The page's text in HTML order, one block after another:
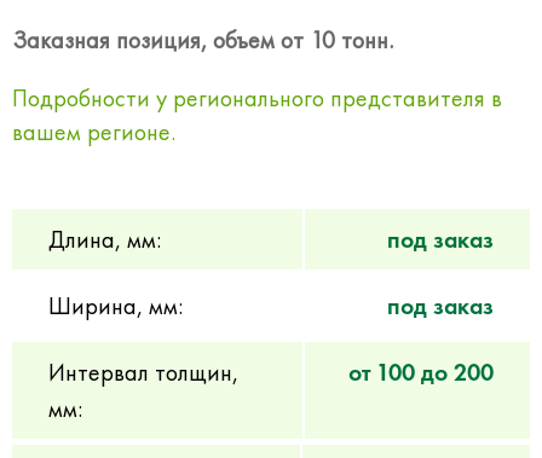
Заказная позиция, объем от 10 тонн.
Подробности у регионального представителя в
вашем регионе.
Длина, мм: под заказ
Ширина, мм: под заказ
Интервал толщин,
мм:
от 100 до 200